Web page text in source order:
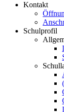
Kontakt
Schulprofil